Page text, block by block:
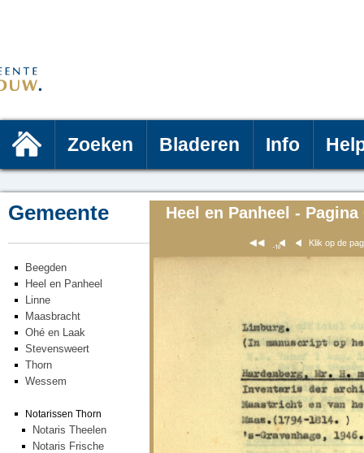
Zoeken Bladeren Info
Gemeente
Beegden
Heel en Panheel
Linne
Maasbracht
Ohé en Laak
Stevensweert
Thorn
Wessem
Notarissen Thorn
Notaris Theelen
Notaris Frische
Heel en Panheel - Pagina
Klik op de